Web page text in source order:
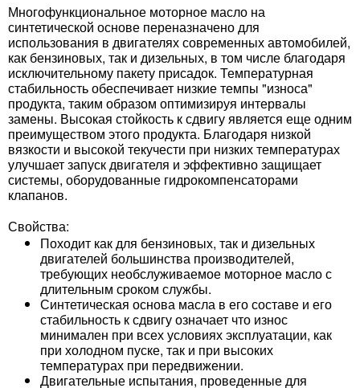
Многофункциональное моторное масло на
синтетической основе переназначено для
использования в двигателях современных автомобилей,
как бензиновых, так и дизельных, в том числе благодаря
исключительному пакету присадок. Температурная
стабильность обеспечивает низкие темпы "износа"
продукта, таким образом оптимизируя интервалы
замены. Высокая стойкость к сдвигу является еще одним
преимуществом этого продукта. Благодаря низкой
вязкости и высокой текучести при низких температурах
улучшает запуск двигателя и эффективно защищает
системы, оборудованные гидрокомпенсаторами
клапанов.
Свойства:
Походит как для бензиновых, так и дизельных
двигателей большинства производителей,
требующих необслуживаемое моторное масло с
длительным сроком службы.
Синтетическая основа масла в его составе и его
стабильность к сдвигу означает что износ
минимален при всех условиях эксплуатации, как
при холодном пуске, так и при высоких
температурах при передвижении.
Двигательные испытания, проведенные для